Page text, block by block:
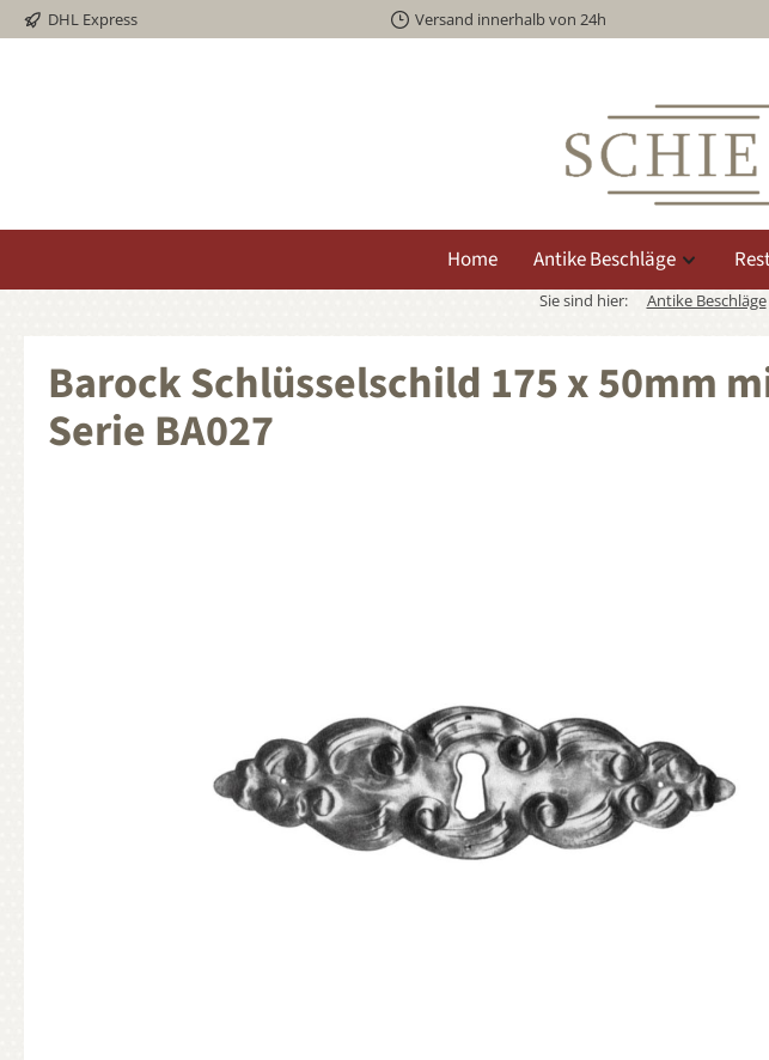
Zur Hauptnavigation springen
DHL Express Versand innerhalb von 24h
Home Antike Beschläge
Sie sind hier: Antike Beschläge
Barock Schlüsselschild 175 x 50mm
Serie BA027